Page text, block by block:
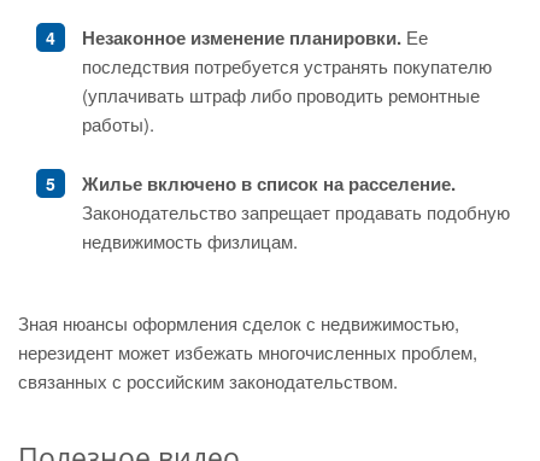
Незаконное изменение планировки. Ее
последствия потребуется устранять покупателю
(уплачивать штраф либо проводить ремонтные
работы).
Жилье включено в список на расселение.
Законодательство запрещает продавать подобную
недвижимость физлицам.
Зная нюансы оформления сделок с недвижимостью,
нерезидент может избежать многочисленных проблем,
связанных с российским законодательством.